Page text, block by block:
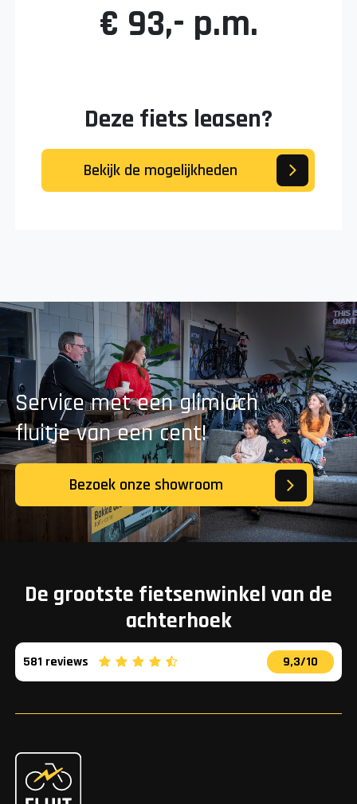
€ 93,- p.m.
Deze fiets leasen?
Bekijk de mogelijkheden
Service met een glimlach
fluitje van een cent!
Bezoek onze showroom
De grootste fietsenwinkel van de
achterhoek
581 reviews 9,3/10